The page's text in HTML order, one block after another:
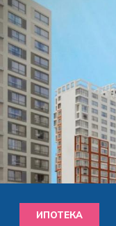
ИПОТЕКА